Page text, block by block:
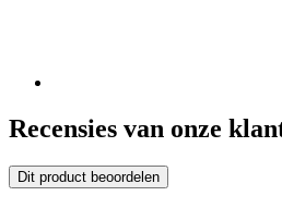
Recensies van onze
Dit product beoordelen